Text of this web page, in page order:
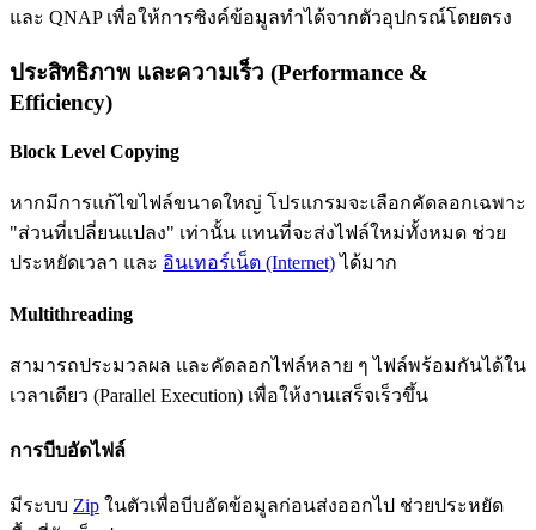
และ QNAP เพื่อให้การซิงค์ข้อมูลทำได้จากตัวอุปกรณ์โดยตรง
ประสิทธิภาพ และความเร็ว (Performance &
Efficiency)
Block Level Copying
หากมีการแก้ไขไฟล์ขนาดใหญ่ โปรแกรมจะเลือกคัดลอกเฉพาะ
"ส่วนที่เปลี่ยนแปลง" เท่านั้น แทนที่จะส่งไฟล์ใหม่ทั้งหมด ช่วย
ประหยัดเวลา และ อินเทอร์เน็ต (Internet)ได้มาก
Multithreading
สามารถประมวลผล และคัดลอกไฟล์หลาย ๆ ไฟล์พร้อมกันได้ใน
เวลาเดียว (Parallel Execution) เพื่อให้งานเสร็จเร็วขึ้น
การบีบอัดไฟล์
มีระบบ Zip ในตัวเพื่อบีบอัดข้อมูลก่อนส่งออกไป ช่วยประหยัด